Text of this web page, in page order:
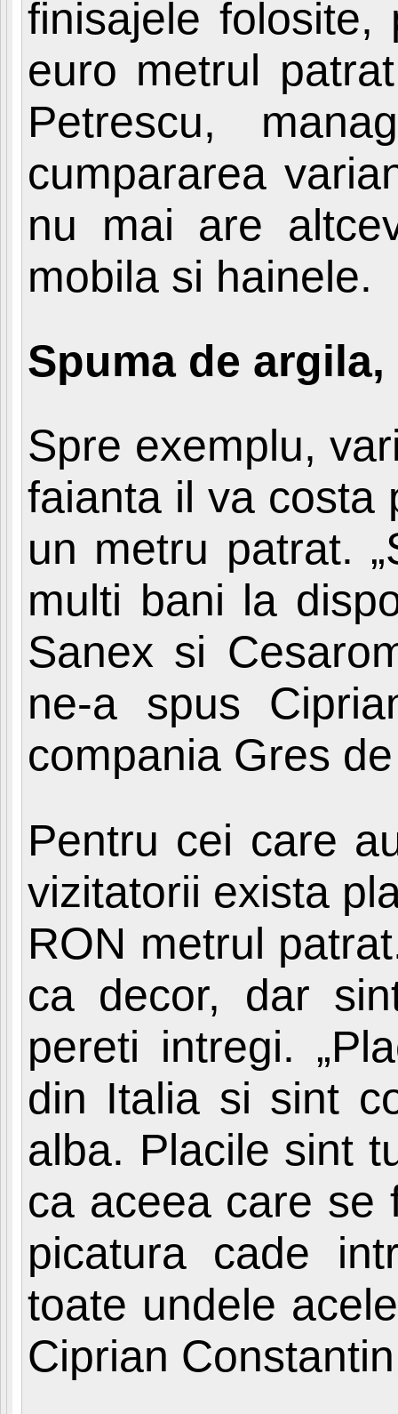
finisajele
euro metrul
Petrescu,
cumpararea
nu mai are
mobila si hainele.
Spuma de
Spre exemplu,
faianta il va costa
un metru patrat.
multi bani la
Sanex si
ne-a spus
compania Gres
Pentru cei care
vizitatorii exista
RON metrul
ca decor, dar
pereti intregi.
din Italia si sint
alba. Placile sint
ca aceea care se
picatura cade
toate undele
Ciprian